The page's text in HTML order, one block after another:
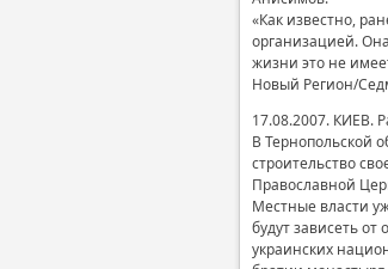
«Как известно,
организацией.
жизни это не
Новый Регион/
17.08.2007. КИЕВ.
В Тернопольской
строительство
Православной
Местные власти
будут зависеть
украинских